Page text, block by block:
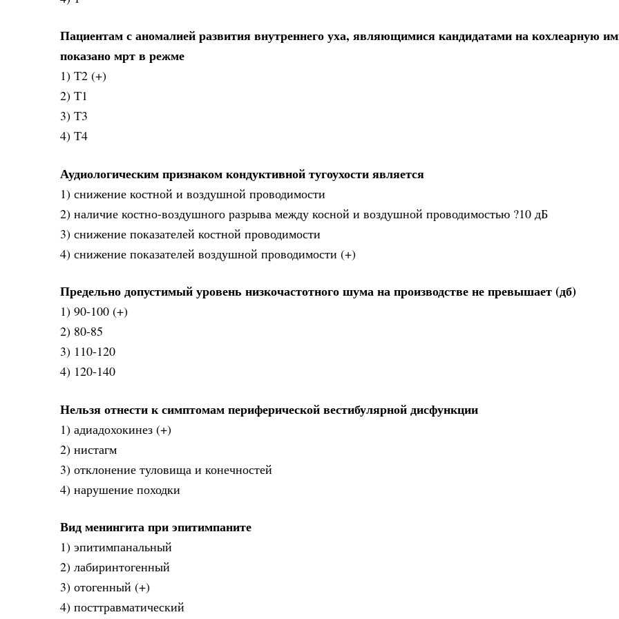
Пациентам с аномалией развития внутреннего уха, являющимися кандидатами на кохлеарную
показано мрт в режме
1) Т2 (+)
2) Т1
3) Т3
4) Т4
Аудиологическим признаком кондуктивной тугоухости является
1) снижение костной и воздушной проводимости
2) наличие костно-воздушного разрыва между косной и воздушной проводимостью ?10 дБ
3) снижение показателей костной проводимости
4) снижение показателей воздушной проводимости (+)
Предельно допустимый уровень низкочастотного шума на производстве не превышает (дб)
1) 90-100 (+)
2) 80-85
3) 110-120
4) 120-140
Нельзя отнести к симптомам периферической вестибулярной дисфункции
1) адиадохокинез (+)
2) нистагм
3) отклонение туловища и конечностей
4) нарушение походки
Вид менингита при эпитимпаните
1) эпитимпанальный
2) лабиринтогенный
3) отогенный (+)
4) посттравматический